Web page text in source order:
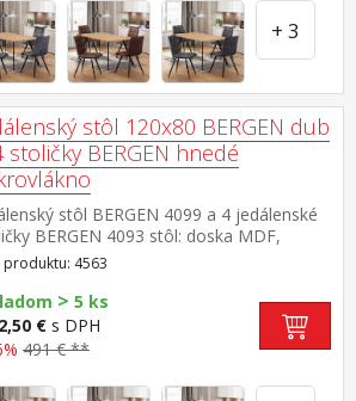
+ 3
stôl 120x80 BERGEN dub
stoličky BERGEN hnedé
stôl BERGEN 4099 a 4 jedálenské
BERGEN 4093 stôl: doska MDF,
prevedenie dub kovová konštrukcia,
prevedenie čierna stolička: poťah
koža – imitácia mikrovlákno, farebné
hnedá kovová konštrukcia, farebné
čierna výška sedu 51 cm rozmer
v) 45 × 53 × 88 cm
produktu: 4563
> 5 ks
€ s DPH
491 € **